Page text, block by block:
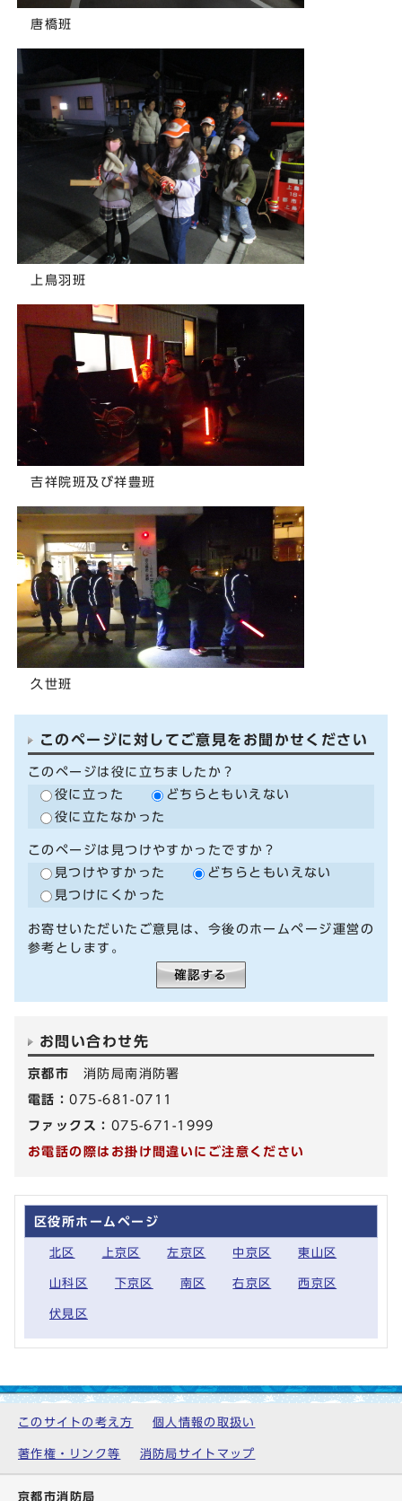
唐橋班
上鳥羽班
吉祥院班及び祥豊班
久世班
このページに対してご意見をお聞かせください
このページは役に立ちましたか？
役に立った
どちらともいえない
役に立たなかった
このページは見つけやすかったですか？
見つけやすかった
どちらともいえない
見つけにくかった
お寄せいただいたご意見は、今後のホームページ運営の
参考とします。
お問い合わせ先
京都市 消防局南消防署
電話：075-681-0711
ファックス： 075-671-1999
お電話の際はお掛け間違いにご注意ください
区役所ホームページ
北区 上京区 左京区 中京区 東山区
山科区 下京区 南区 右京区 西京区
伏見区
このサイトの考え方 個人情報の取扱い
著作権・リンク等 消防局サイトマップ
京都市消防局